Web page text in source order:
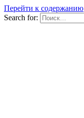
Перейти к содержанию
Search for: